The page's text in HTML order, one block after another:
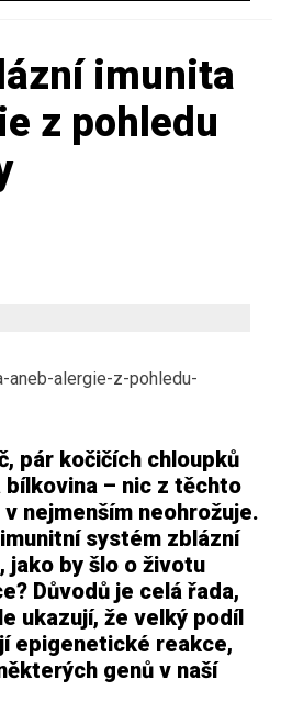
imunita
z pohledu
pár kočičích chloupků
– nic z těchto
nejmenším neohrožuje.
systém zblázní
jako by šlo o životu
Důvodů je celá řada,
ukazují, že velký podíl
epigenetické reakce,
genů v naší